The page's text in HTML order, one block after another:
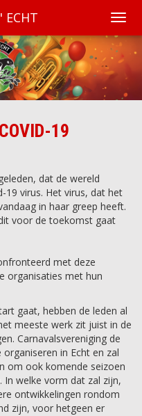
ECHT
19
dat de wereld
virus. Het virus, dat het
in haar greep heeft.
voor de toekomst gaat
met deze
organisaties met hun
gaat, hebben de leden al
meeste werk zit juist in de
Carnavalsvereniging de
in Echt en zal
om ook komende seizoen
welke vorm dat zal zijn,
ontwikkelingen rondom
zijn, voor hetgeen er